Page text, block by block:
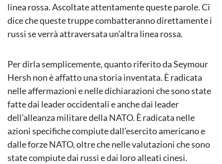
linea rossa. Ascoltate attentamente queste parole. Ci
dice che queste truppe combatteranno direttamente i
russi se verrà attraversata un’altra linea rossa.
Per dirla semplicemente, quanto riferito da Seymour
Hersh non è affatto una storia inventata. È radicata
nelle affermazioni e nelle dichiarazioni che sono state
fatte dai leader occidentali e anche dai leader
dell’alleanza militare della NATO. È radicata nelle
azioni specifiche compiute dall’esercito americano e
dalle forze NATO, oltre che nelle valutazioni che sono
state compiute dai russi e dai loro alleati cinesi.